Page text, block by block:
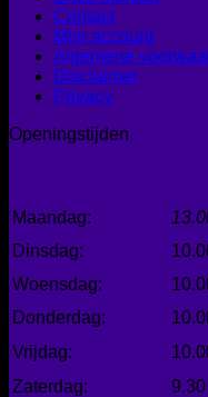
Contact
Mijn account
Algemene
Disclaimer
Privacy
Openingstijden
Maandag:
Dinsdag:
Woensdag:
Donderdag:
Vrijdag:
Zaterdag: